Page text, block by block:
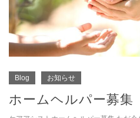
Blog お知らせ
ホームヘルパー募集